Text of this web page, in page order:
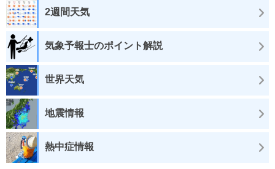
2週間天気
気象予報士のポイント解説
世界天気
地震情報
熱中症情報